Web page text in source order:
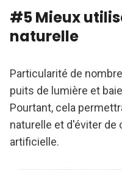
#5 Mieux
naturelle
Particularité de
puits de lumière et
Pourtant, cela
naturelle et d'éviter de
artificielle.